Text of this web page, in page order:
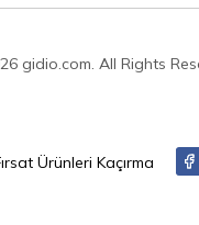
gidio.com. All Rights
Ürünleri Kaçırma